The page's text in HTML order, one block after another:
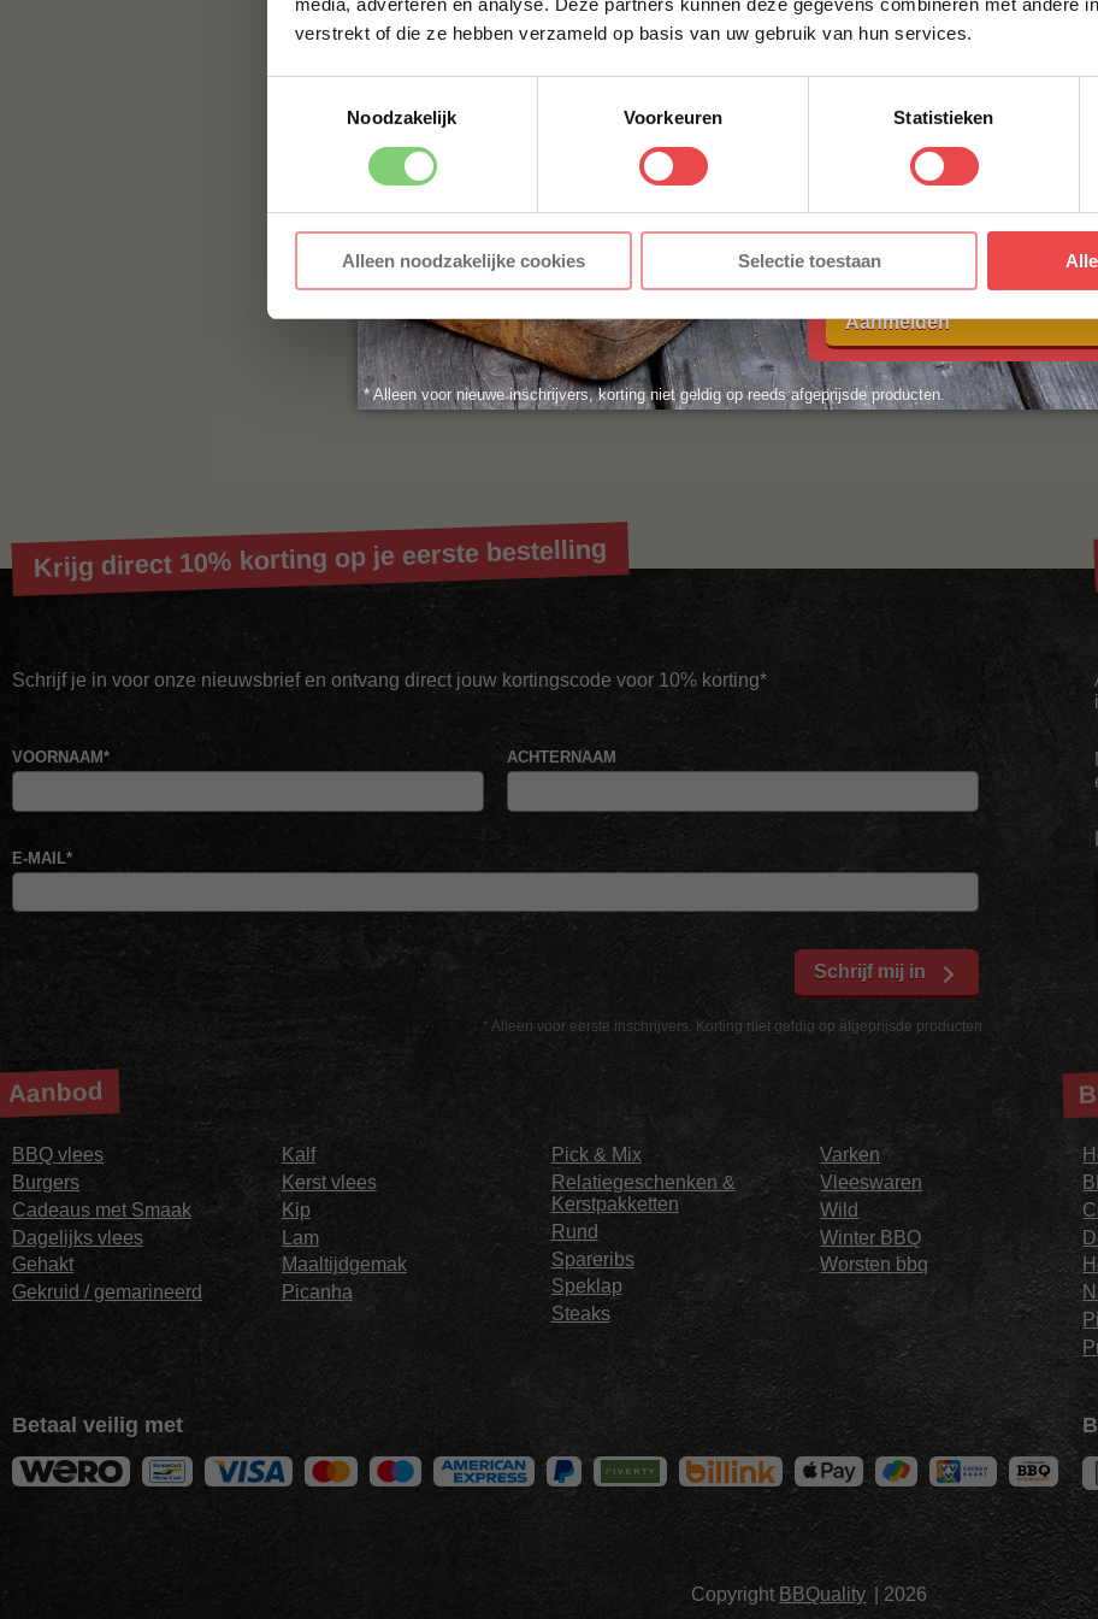
media, adverteren en analyse. Deze partners kunnen deze gegevens combineren met andere
verstrekt of die ze hebben verzameld op basis van uw gebruik van hun services.
Noodzakelijk
Voorkeuren Statistieken
Alleen noodzakelijke cookies Selectie toestaan
Voor vragen of voor extra informatie kun je kijken bij deveelgestelde
jouw vraag hier niet tussen? Stuur dan een berichtje viaWhatsApp
naar:info@bbquality.nl. We helpen je graag!
E-MAILADRES*
voorwaarden.
Aanmelden
* Alleen voor nieuwe inschrijvers, korting niet geldig op reeds afgeprijsde producten.
Krijg direct 10% korting op je eerste bestelling
Schrijf je in voor onze nieuwsbrief en ontvang direct jouw kortingscode voor 10% korting*
* Alleen voor eerste inschrijvers. Korting niet geldig op afgeprijsde producten
VOORNAAM* ACHTERNAAM
E-MAIL*
Schrijf mij in
Aanbod
BBQ vlees
Burgers
Cadeaus met Smaak
Dagelijks vlees
Gehakt
Gekruid / gemarineerd
Kalf
Kerst vlees
Kip
Lam
Maaltijdgemak
Picanha
Pick & Mix
Relatiegeschenken &
Kerstpakketten
Rund
Spareribs
Speklap
Steaks
Varken
Vleeswaren
Wild
Winter BBQ
Worsten bbq
Betaal veilig met
Copyright BBQuality | 2026